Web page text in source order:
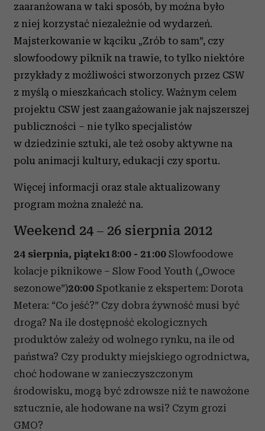
zaaranżowana w taki sposób, by można było
z niej korzystać niezależnie od wydarzeń.
Majsterkowanie w kąciku „Zrób to sam”, czy
slowfoodowy piknik na trawie, to tylko niektóre
przykłady z możliwości stworzonych przez CSW
z myślą o mieszkańcach stolicy. Ważnym celem
projektu CSW jest zaangażowanie jak najszerszej
publiczności – nie tylko specjalistów
w dziedzinie sztuki, ale też osoby aktywne na
polu animacji kultury, edukacji czy sportu.
Więcej informacji oraz stale aktualizowany
program można znaleźć na.
Weekend 24 – 26 sierpnia 2012
24 sierpnia, piątek18:00 - 21:00 Slowfoodowe
kolacje piknikowe – Slow Food Youth („Owoce
sezonowe”)20:00 Spotkanie z ekspertem: Dorota
Metera: “Co jeść?” Czy dobra żywność musi być
droga? Na ile dostępność ekologicznych
produktów zależy od wolnego rynku, na ile od
państwa? Czy produkty miejskiego ogrodnictwa,
choć hodowane w zanieczyszczonym
środowisku, mogą być zdrowsze niż te nawożone
sztucznie, ale hodowane na wsi? Czym grozi
GMO?